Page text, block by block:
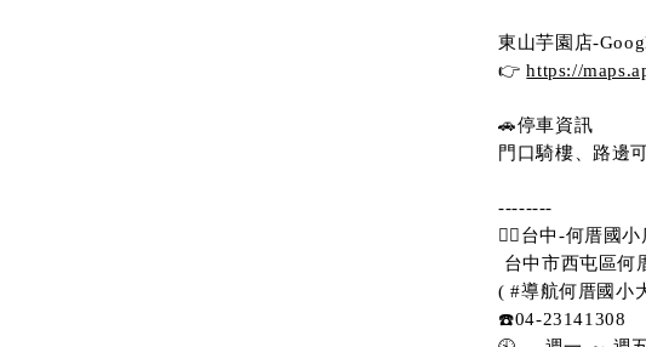
東山芋園店-
👉 https://
🚗停車資訊
門口騎樓、路邊
--------
💁‍♀️台中-何厝國小
台中市西屯區何
( #導航何厝國
☎️04-23141308